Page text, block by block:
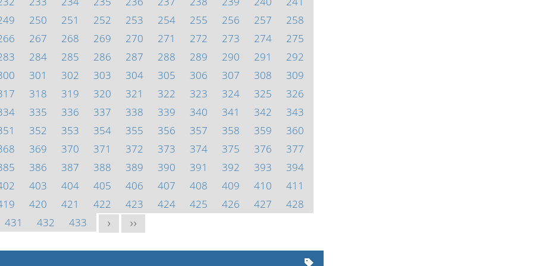
250 251 252 253 254 255 256 257
258
267 268 269 270 271 272 273 274
275
284 285 286 287 288 289 290 291
292
301 302 303 304 305 306 307 308
309
318 319 320 321 322 323 324 325
326
335 336 337 338 339 340 341 342
343
352 353 354 355 356 357 358 359
360
369 370 371 372 373 374 375 376
377
386 387 388 389 390 391 392 393
394
403 404 405 406 407 408 409 410
411
420 421 422 423 424 425 426 427
428
431
432 433 > >>